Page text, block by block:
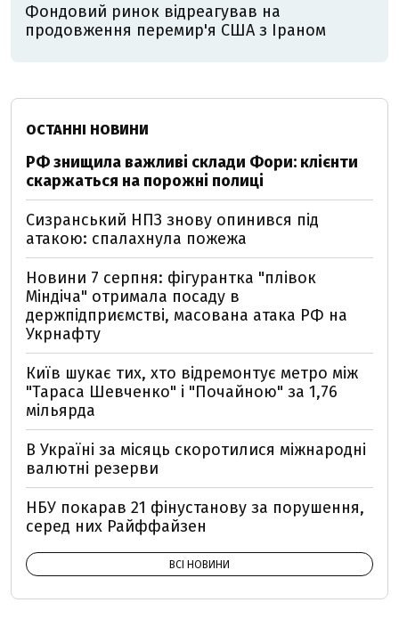
Фондовий ринок відреагував на
продовження перемир'я США з Іраном
ОСТАННІ НОВИНИ
РФ знищила важливі склади Фори: клієнти
скаржаться на порожні полиці
Сизранський НПЗ знову опинився під
атакою: спалахнула пожежа
Новини 7 серпня: фігурантка "плівок
Міндіча" отримала посаду в
держпідприємстві, масована атака РФ на
Укрнафту
Київ шукає тих, хто відремонтує метро між
"Тараса Шевченко" і "Почайною" за 1,76
мільярда
В Україні за місяць скоротилися міжнародні
валютні резерви
НБУ покарав 21 фінустанову за порушення,
серед них Райффайзен
ВСІ НОВИНИ